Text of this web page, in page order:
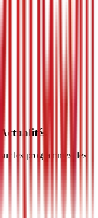
les programmes, les